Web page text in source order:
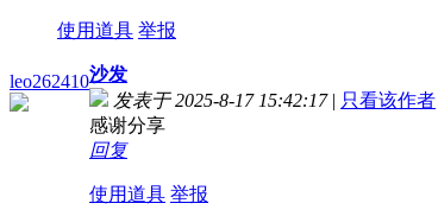
使用道具 举报
leo262410沙发
发表于 2025-8-17 15:42:17 | 只看该作者
感谢分享
回复
使用道具 举报